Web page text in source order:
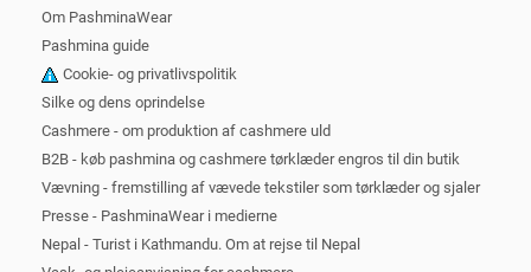
Om PashminaWear
Pashmina guide
Cookie- og privatlivspolitik
Silke og dens oprindelse
Cashmere - om produktion af cashmere uld
B2B - køb pashmina og cashmere tørklæder engros til din butik
Vævning - fremstilling af vævede tekstiler som tørklæder og sjaler
Presse - PashminaWear i medierne
Nepal - Turist i Kathmandu. Om at rejse til Nepal